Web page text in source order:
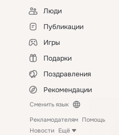
Люди
Публикации
Игры
Подарки
Поздравления
Рекомендации
Сменить язык
Рекламодателям Помощь
Новости Ещё